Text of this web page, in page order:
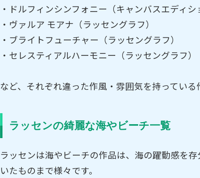
・ドルフィンシンフォニー（キャンバスエディシ
・ヴァルア モアナ（ラッセングラフ）
・ブライトフューチャー（ラッセングラフ）
・セレスティアルハーモニー（ラッセングラフ）
など、それぞれ違った作風・雰囲気を持っている
ラッセンの綺麗な海やビーチ一覧
ラッセンは海やビーチの作品は、海の躍動感を
いたものまで様々です。